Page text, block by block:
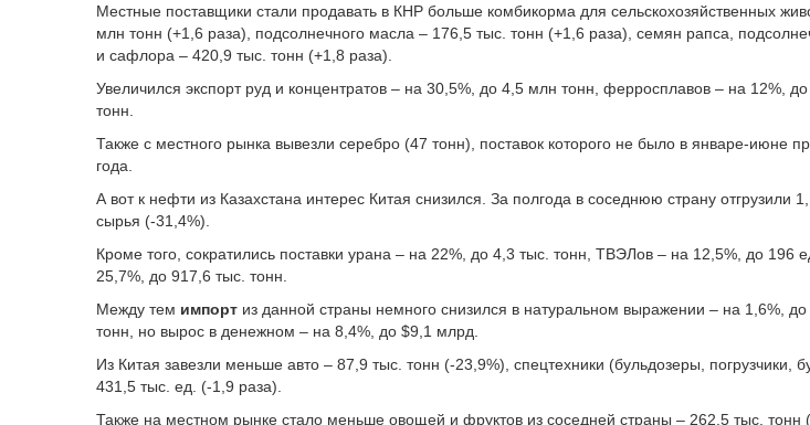
Местные поставщики стали продавать в КНР больше комбикорма для сельскохозяйственных
млн тонн (+1,6 раза), подсолнечного масла – 176,5 тыс. тонн (+1,6 раза), семян рапса,
и сафлора – 420,9 тыс. тонн (+1,8 раза).
Увеличился экспорт руд и концентратов – на 30,5%, до 4,5 млн тонн, ферросплавов – на 12%, до
тонн.
Также с местного рынка вывезли серебро (47 тонн), поставок которого не было в январе-июне
года.
А вот к нефти из Казахстана интерес Китая снизился. За полгода в соседнюю страну отгрузили
сырья (-31,4%).
Кроме того, сократились поставки урана – на 22%, до 4,3 тыс. тонн, ТВЭЛов – на 12,5%, до 196
25,7%, до 917,6 тыс. тонн.
Между тем импорт из данной страны немного снизился в натуральном выражении – на 1,6%,
тонн, но вырос в денежном – на 8,4%, до $9,1 млрд.
Из Китая завезли меньше авто – 87,9 тыс. тонн (-23,9%), спецтехники (бульдозеры, погрузчики,
431,5 тыс. ед. (-1,9 раза).
Также на местном рынке стало меньше овощей и фруктов из соседней страны – 262,5 тыс. тонн